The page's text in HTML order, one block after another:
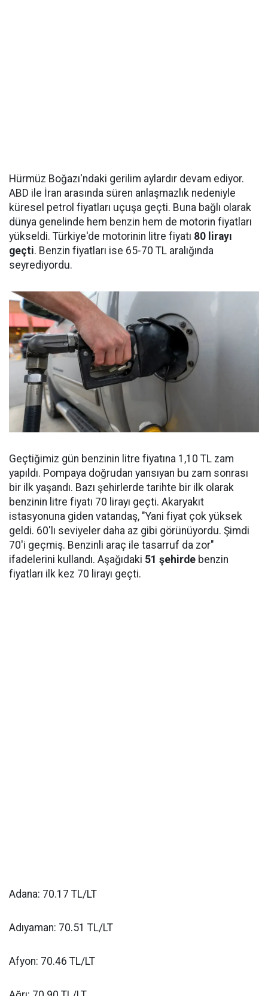
Hürmüz Boğazı'ndaki gerilim aylardır devam ediyor.
ABD ile İran arasında süren anlaşmazlık nedeniyle
küresel petrol fiyatları uçuşa geçti. Buna bağlı olarak
dünya genelinde hem benzin hem de motorin fiyatları
yükseldi. Türkiye'de motorinin litre fiyatı 80 lirayı
geçti. Benzin fiyatları ise 65-70 TL aralığında
seyrediyordu.
Geçtiğimiz gün benzinin litre fiyatına 1,10 TL zam
yapıldı. Pompaya doğrudan yansıyan bu zam sonrası
bir ilk yaşandı. Bazı şehirlerde tarihte bir ilk olarak
benzinin litre fiyatı 70 lirayı geçti. Akaryakıt
istasyonuna giden vatandaş, "Yani fiyat çok yüksek
geldi. 60'lı seviyeler daha az gibi görünüyordu. Şimdi
70'i geçmiş. Benzinli araç ile tasarruf da zor"
ifadelerini kullandı. Aşağıdaki 51 şehirde benzin
fiyatları ilk kez 70 lirayı geçti.
Adana: 70.17 TL/LT
Adıyaman: 70.51 TL/LT
Afyon: 70.46 TL/LT